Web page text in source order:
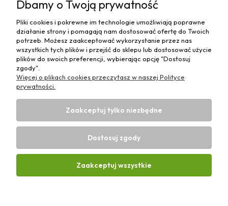
Moje konto
Płatności i dostawa
Informacje
O nas
Sklep rolniczy z częściami do maszyn E-ciągnik |
731 424 460| NIP: 5562573838 | REGON:
341257433
Dbamy o Twoją prywatność
Pliki cookies i pokrewne im technologie umożliwiają poprawne
działanie strony i pomagają nam dostosować ofertę do Twoich
potrzeb. Możesz zaakceptować wykorzystanie przez nas
wszystkich tych plików i przejść do sklepu lub dostosować użycie
plików do swoich preferencji, wybierając opcję "Dostosuj
zgody".
Więcej o plikach cookies przeczytasz w naszej Polityce
prywatności.
Zaakceptuj tylko niezbędne
Dostosuj zgody
Zaakceptuj wszystkie